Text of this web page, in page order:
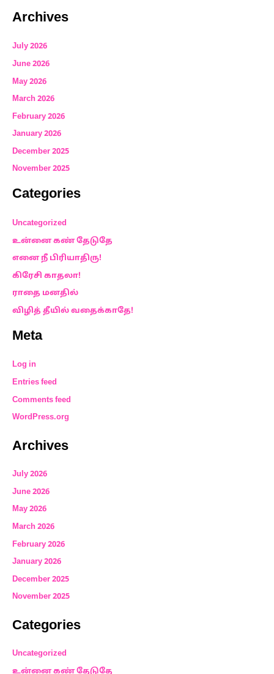
Archives
July 2026
June 2026
May 2026
March 2026
February 2026
January 2026
December 2025
November 2025
Categories
Uncategorized
உன்னை கண் தேடுதே
எனை நீ பிரியாதிரு!
கிரேசி காதலா!
ராதை மனதில்
விழித் தீயில் வதைக்காதே!
Meta
Log in
Entries feed
Comments feed
WordPress.org
Archives
July 2026
June 2026
May 2026
March 2026
February 2026
January 2026
December 2025
November 2025
Categories
Uncategorized
உன்னை கண் தேடுதே